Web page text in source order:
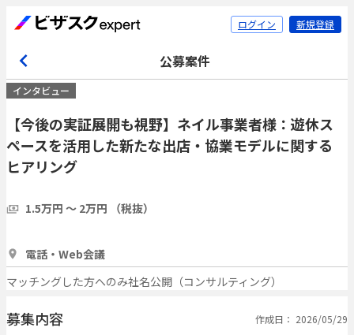
ログイン 新規登録
公募案件
インタビュー
【今後の実証展開も視野】ネイル事業者様：遊休ス
ペースを活用した新たな出店・協業モデルに関する
ヒアリング
1.5万円 〜 2万円 （税抜）
電話・Web会議
マッチングした方へのみ社名公開（コンサルティング）
募集内容 作成日： 2026/05/29